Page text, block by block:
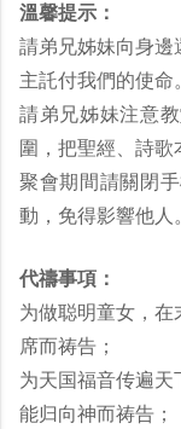
溫馨提示：
請弟兄姊妹向身邊
主託付我們的使命。
請弟兄姊妹注意
圍，把聖經、詩歌
聚會期間請關閉
動，免得影響他人。
代禱事項：
为做聪明童女，
席而祷告；
为天国福音传遍
能归向神而祷告；